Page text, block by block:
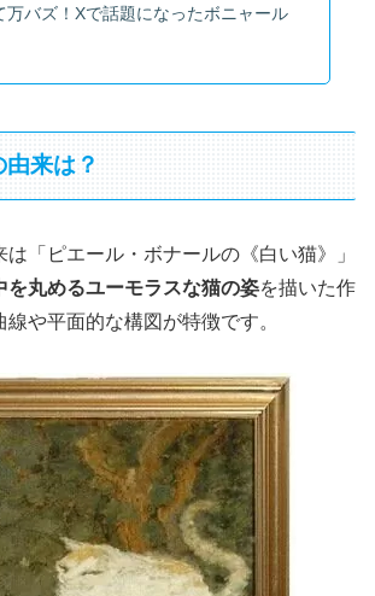
万バズ！Xで話題になったボニャール
来は？
「ピエール・ボナールの《白い猫》」
を丸めるユーモラスな猫の姿を描いた作
や平面的な構図が特徴です。